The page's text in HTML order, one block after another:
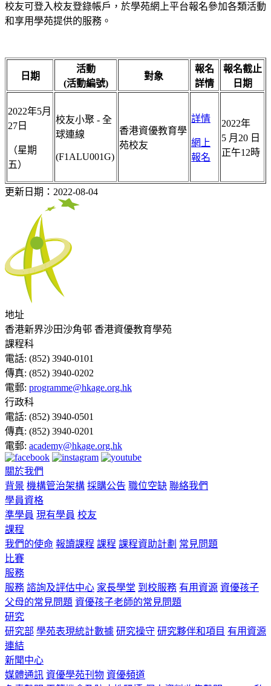
校友可登入校友登錄帳戶，於學苑網上平台報名參加各類活動
和享用學苑提供的服務。
日期
活動
(活動編號)
對象
報名
詳情
報名截止
日期
2022年5月
27日
（星期
五）
校友小聚 - 全
球連線
(F1ALU001G)
香港資優教育學
苑校友
詳情
網上
報名
2022年
5 月20 日
正午12時
更新日期：2022-08-04
地址
香港新界沙田沙角邨 香港資優教育學苑
課程科
電話: (852) 3940-0101
傳真: (852) 3940-0202
電郵: programme@hkage.org.hk
行政科
電話: (852) 3940-0501
傳真: (852) 3940-0201
電郵: academy@hkage.org.hk
關於我們
背景 機構管治架構 採購公告 職位空缺 聯絡我們
學員資格
準學員 現有學員 校友
課程
我們的使命 報讀課程 課程 課程資助計劃 常見問題
比賽
服務
服務 諮詢及評估中心 家長學堂 到校服務 有用資源 資優孩子
父母的常見問題 資優孩子老師的常見問題
研究
研究部 學苑表現統計數據 研究操守 研究夥伴和項目 有用資源
連結
新聞中心
媒體通訊 資優學苑刊物 資優頻道